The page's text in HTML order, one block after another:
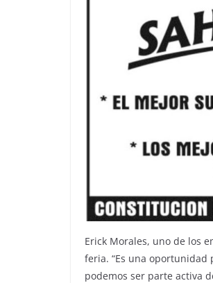
Erick Morales, uno de los
feria. “Es una
podemos ser parte activa